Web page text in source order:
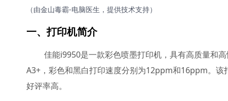
（由金山毒霸-电脑医生，提供技术支持）
一、打印机简介
佳能i9950是一款彩色喷墨打印机，具有高质量和
A3+，彩色和黑白打印速度分别为12ppm和16ppm。
好评率高。